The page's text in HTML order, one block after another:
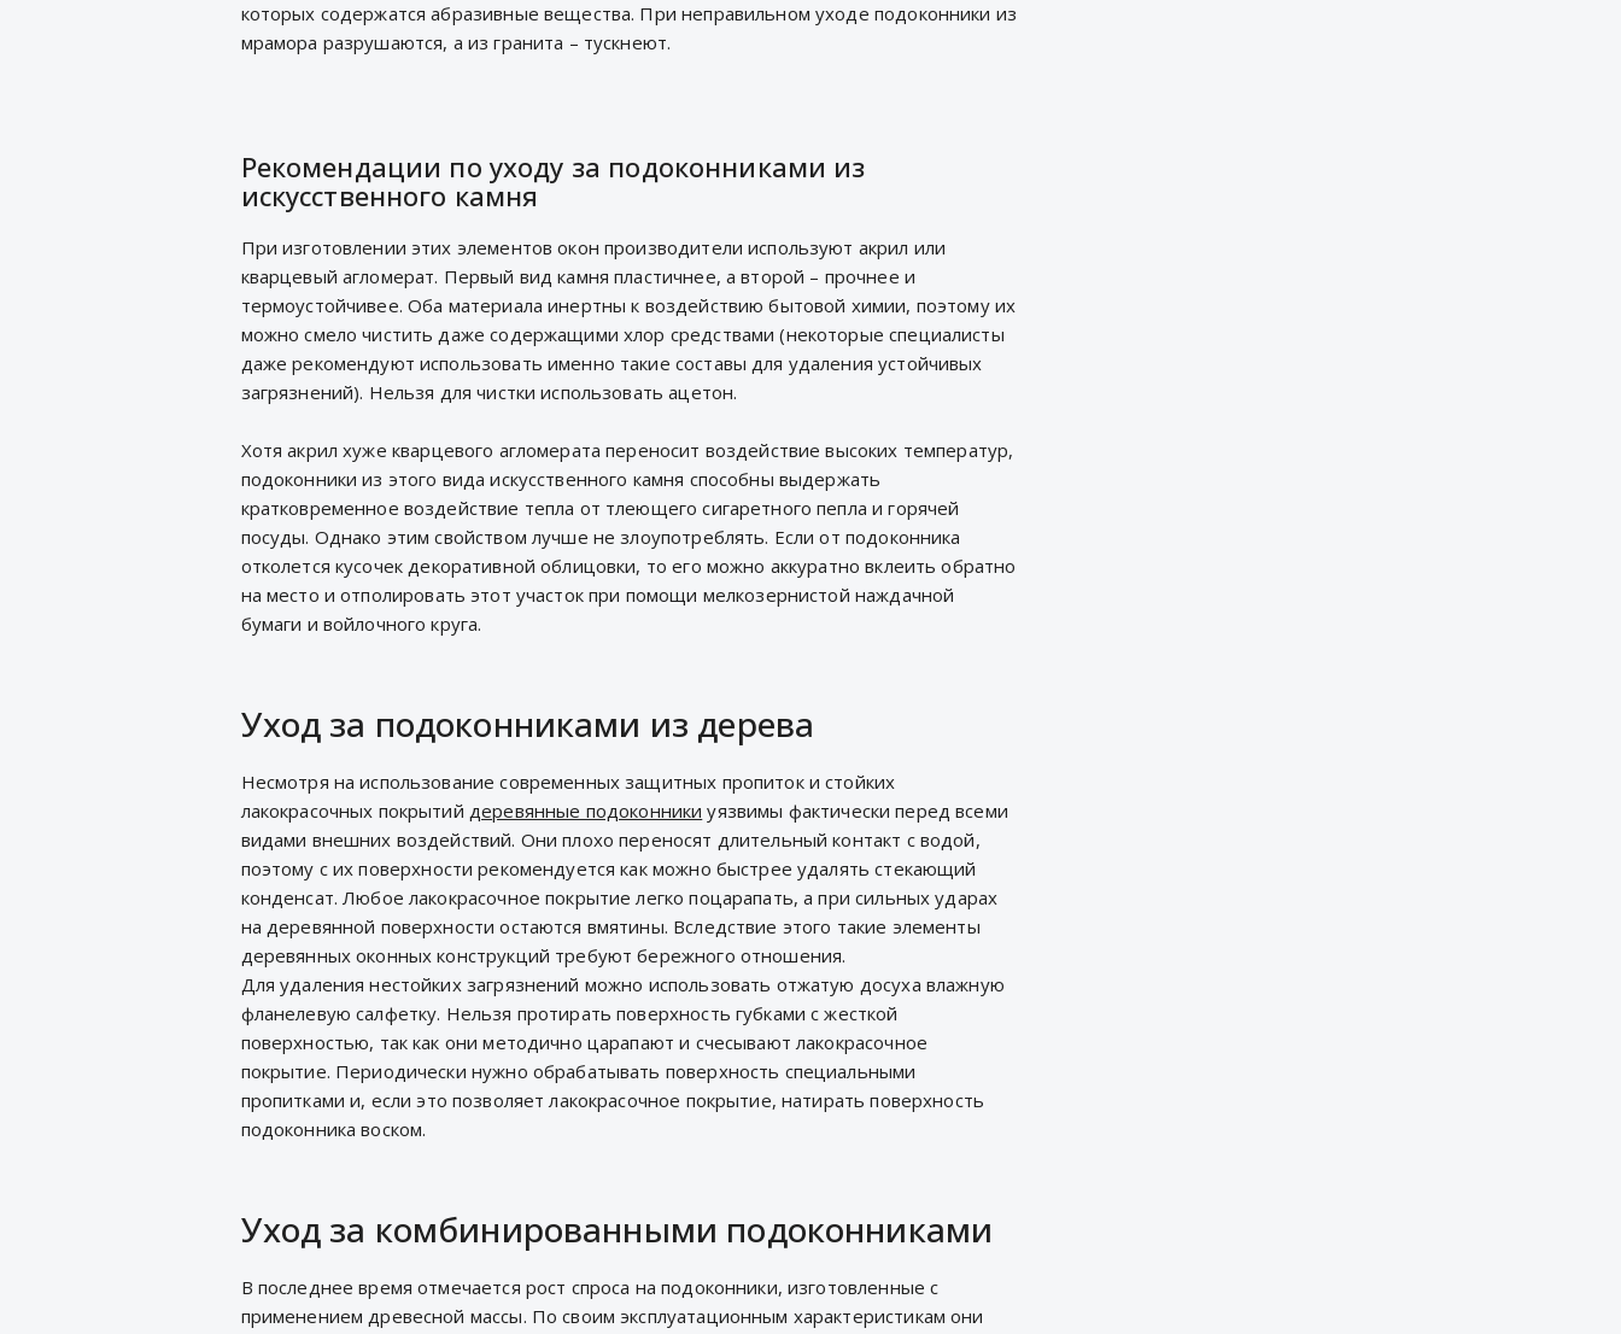
которых содержатся абразивные вещества. При неправильном уходе подоконники из
мрамора разрушаются, а из гранита – тускнеют.
Рекомендации по уходу за подоконниками из
искусственного камня
При изготовлении этих элементов окон производители используют акрил или
кварцевый агломерат. Первый вид камня пластичнее, а второй – прочнее и
термоустойчивее. Оба материала инертны к воздействию бытовой химии, поэтому их
можно смело чистить даже содержащими хлор средствами (некоторые специалисты
даже рекомендуют использовать именно такие составы для удаления устойчивых
загрязнений). Нельзя для чистки использовать ацетон.
Хотя акрил хуже кварцевого агломерата переносит воздействие высоких температур,
подоконники из этого вида искусственного камня способны выдержать
кратковременное воздействие тепла от тлеющего сигаретного пепла и горячей
посуды. Однако этим свойством лучше не злоупотреблять. Если от подоконника
отколется кусочек декоративной облицовки, то его можно аккуратно вклеить обратно
на место и отполировать этот участок при помощи мелкозернистой наждачной
бумаги и войлочного круга.
Уход за подоконниками из дерева
Несмотря на использование современных защитных пропиток и стойких
лакокрасочных покрытий деревянные подоконники уязвимы фактически перед всеми
видами внешних воздействий. Они плохо переносят длительный контакт с водой,
поэтому с их поверхности рекомендуется как можно быстрее удалять стекающий
конденсат. Любое лакокрасочное покрытие легко поцарапать, а при сильных ударах
на деревянной поверхности остаются вмятины. Вследствие этого такие элементы
деревянных оконных конструкций требуют бережного отношения.
Для удаления нестойких загрязнений можно использовать отжатую досуха влажную
фланелевую салфетку. Нельзя протирать поверхность губками с жесткой
поверхностью, так как они методично царапают и счесывают лакокрасочное
покрытие. Периодически нужно обрабатывать поверхность специальными
пропитками и, если это позволяет лакокрасочное покрытие, натирать поверхность
подоконника воском.
Уход за комбинированными подоконниками
В последнее время отмечается рост спроса на подоконники, изготовленные с
применением древесной массы. По своим эксплуатационным характеристикам они